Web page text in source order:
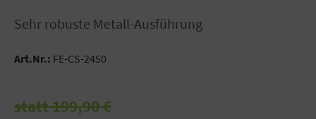
sehr robuste Metall-Ausführung
Art.Nr.: FE-CS-2450
statt 199,90 €